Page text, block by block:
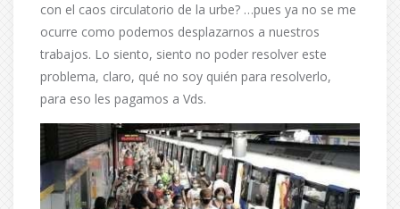
con el caos circulatorio de la urbe? …pues ya no se me
ocurre como podemos desplazarnos a nuestros
trabajos. Lo siento, siento no poder resolver este
problema, claro, qué no soy quién para resolverlo,
para eso les pagamos a Vds.